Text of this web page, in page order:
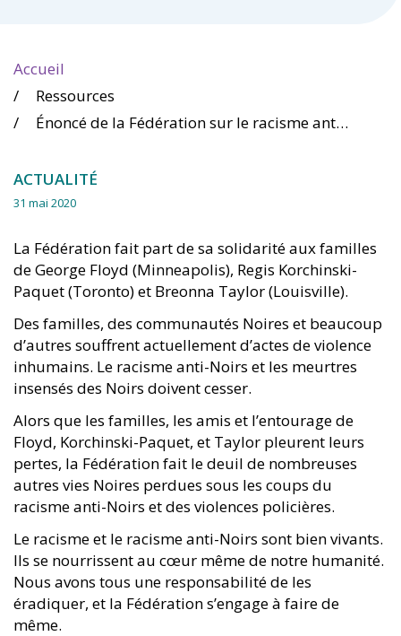
Accueil
Ressources
Énoncé de la Fédération sur le racisme anti-Noirs du professeur Wesley Crichlow, membre du Conseil d’administration et administrateur à l’EDI, Fédération des sciences humaines
ACTUALITÉ
31 mai 2020
La Fédération fait part de sa solidarité aux familles
de George Floyd (Minneapolis), Regis Korchinski-
Paquet (Toronto) et Breonna Taylor (Louisville).
Des familles, des communautés Noires et beaucoup
d’autres souffrent actuellement d’actes de violence
inhumains. Le racisme anti-Noirs et les meurtres
insensés des Noirs doivent cesser.
Alors que les familles, les amis et l’entourage de
Floyd, Korchinski-Paquet, et Taylor pleurent leurs
pertes, la Fédération fait le deuil de nombreuses
autres vies Noires perdues sous les coups du
racisme anti-Noirs et des violences policières.
Le racisme et le racisme anti-Noirs sont bien vivants.
Ils se nourrissent au cœur même de notre humanité.
Nous avons tous une responsabilité de les
éradiquer, et la Fédération s’engage à faire de
même.